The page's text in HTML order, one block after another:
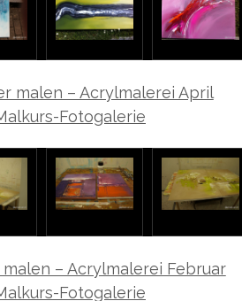
malen – Acrylmalerei April
Fotogalerie
– Acrylmalerei Februar
Fotogalerie